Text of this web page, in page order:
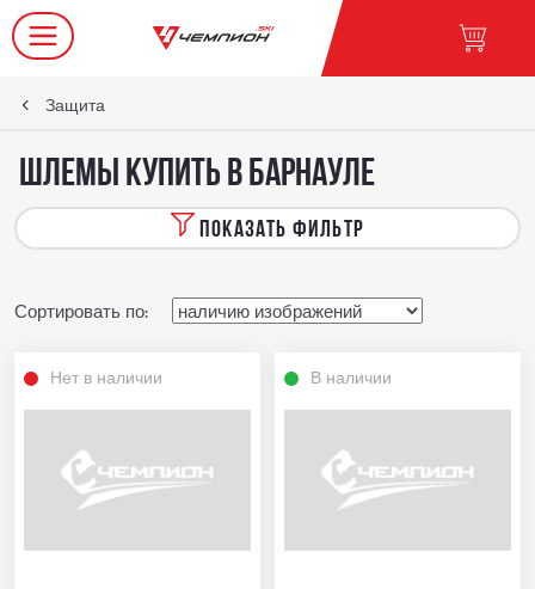
Защита
Шлемы купить в Барнауле
ПОКАЗАТЬ ФИЛЬТР
Сортировать по:
Нет в наличии В наличии